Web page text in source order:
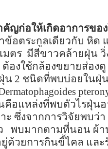
คัญก่อให้เกิดอาการขอ
อตระกูลเดียวกับ หิด
มตร มีสีขาวคล้ายฝุ่น วิ่
ต้องใช้กล้องขยายส่องดู
น 2 ชนิดที่พบบ่อยในฝุ่
คือแหล่งที่พบตัวไรฝุ่น
ะ ซึ่งจากการวิจัยพบว่
พบมากตามที่นอน ผ้
ด้วยการกินขี้ไคล และ